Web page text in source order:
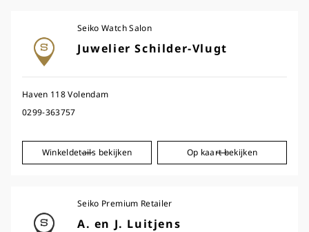
Seiko Watch Salon
Juwelier Schilder-Vlugt
Haven 118 Volendam
0299-363757
Winkeldetails bekijken Op kaart bekijken
Seiko Premium Retailer
A. en J. Luitjens